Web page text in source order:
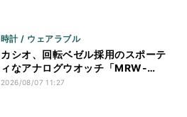
時計 / ウェアラブル
カシオ、回転ベゼル採用のスポーテ
ィなアナログウオッチ「MRW-
240H」
2026/08/07 11:27